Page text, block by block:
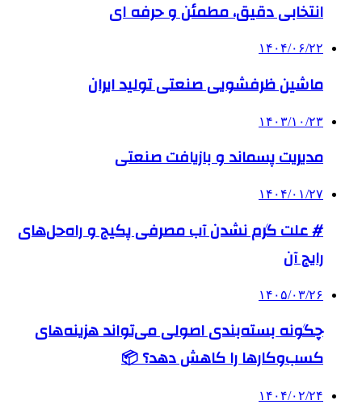
انتخابی دقیق، مطمئن و حرفه ای
۱۴۰۴/۰۶/۲۲
ماشین ظرفشویی صنعتی تولید ایران
۱۴۰۳/۱۰/۲۳
مدیریت پسماند و بازیافت صنعتی
۱۴۰۴/۰۱/۲۷
# علت گرم نشدن آب مصرفی پکیج و راه‌حل‌های
رایج آن
۱۴۰۵/۰۳/۲۶
چگونه بسته‌بندی اصولی می‌تواند هزینه‌های
کسب‌وکارها را کاهش دهد؟ 📦
۱۴۰۴/۰۲/۲۴